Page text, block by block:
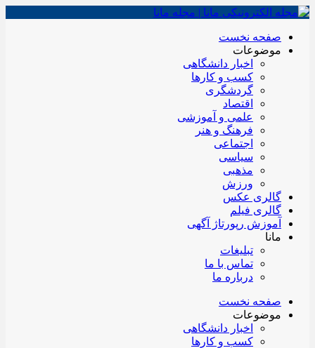
صفحه نخست
موضوعات
اخبار دانشگاهی
کسب و کارها
گردشگری
اقتصاد
علمی و آموزشی
فرهنگ و هنر
اجتماعی
سیاسی
مذهبی
ورزش
گالری عکس
گالری فیلم
آموزش رپورتاژ آگهی
مانا
تبلیغات
تماس با ما
درباره ما
صفحه نخست
موضوعات
اخبار دانشگاهی
کسب و کارها